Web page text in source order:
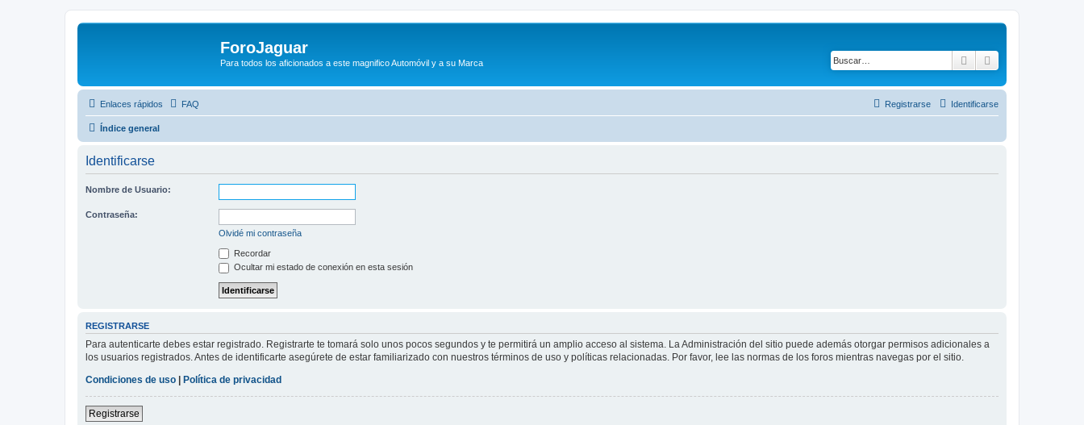
ForoJaguar
Para todos los aficionados a este magnifico Automóvil y a su Marca Buscar
Enlaces rápidos FAQ Identificarse
Registrarse
Índice general
Identificarse
Nombre de Usuario:
Contraseña:
Olvidé mi contraseña
Recordar
Ocultar mi estado de conexión en esta sesión
REGISTRARSE
Para autenticarte debes estar registrado. Registrarte te tomará solo unos pocos segundos y te permitirá un amplio acceso al sistema. La Administración del sitio puede además otorgar permisos adicionales a
los usuarios registrados. Antes de identificarte asegúrete de estar familiarizado con nuestros términos de uso y políticas relacionadas. Por favor, lee las normas de los foros mientras navegas por el sitio.
Condiciones de uso
Política de privacidad
Registrarse